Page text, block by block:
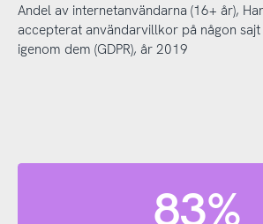
Andel av internetanvändarna (16+ år),
accepterat användarvillkor på någon
igenom dem (GDPR), år 2019
83%